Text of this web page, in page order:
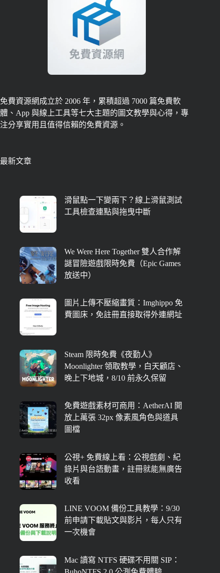
免費資源網成立於 2006 年，累積超過 7000 篇免費軟
體、App 與線上工具等七大主題的圖文教學與心得，專
注分享實用且值得信賴的免費資源。
最新文章
滑鼠點一下變兩下？線上滑鼠測試
工具檢查連點與拖曳中斷
We Were Here Together 雙人合作解
謎冒險遊戲限時免費（Epic Games
放送中）
圖片上傳不壓縮畫質：Imghippo 免
費圖床，免註冊直接取得外連網址
Steam 限時免費《夜勤人》
Moonlighter 領取教學，白天顧店、
晚上下地城，8/10 前永久保留
免費遊戲素材可商用：AetherAI 開
放上萬張 32px 像素風角色與道具
圖檔
公視+ 免費線上看：公視戲劇、紀
錄片與台語動畫，註冊就能無廣告
收看
LINE VOOM 備份工具教學：9/30
前申請下載貼文與影片，每人只有
一次機會
Mac 讀寫 NTFS 硬碟不用關 SIP：